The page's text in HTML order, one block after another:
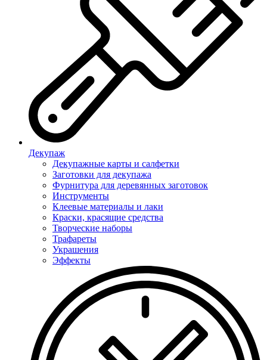
Декупаж
Декупажные карты и салфетки
Заготовки для декупажа
Фурнитура для деревянных заготовок
Инструменты
Клеевые материалы и лаки
Краски, красящие средства
Творческие наборы
Трафареты
Украшения
Эффекты